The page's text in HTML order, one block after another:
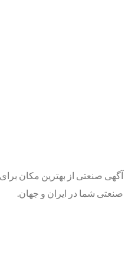
آگهی صنعتی از بهترین مکان
صنعتی شما در ایران و جهان.